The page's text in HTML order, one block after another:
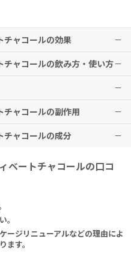
チャコールの効果
、腸内環境を整えて、消化およ
予めご了承ください。
チャコールの飲み方・使い方
に2粒を摂取してください。一
ください。
たり、より健康が増進するもの
必ず守り、過剰な摂取はお控え
方は、使用をお控えください。
ください。
保管してください。
チャコールの副作用
、異常を感じた際はただちに使
チャコールの成分
magnesium stearate.
ベートチャコールの口コ
。
ージリニューアルなどの理由によ
ます。